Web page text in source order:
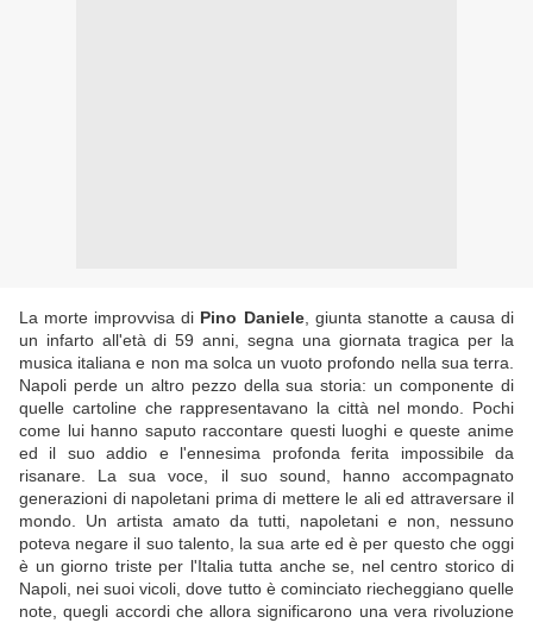
La morte improvvisa di Pino Daniele, giunta stanotte a causa di
un infarto all'età di 59 anni, segna una giornata tragica per la
musica italiana e non ma solca un vuoto profondo nella sua terra.
Napoli perde un altro pezzo della sua storia: un componente di
quelle cartoline che rappresentavano la città nel mondo. Pochi
come lui hanno saputo raccontare questi luoghi e queste anime
ed il suo addio e l'ennesima profonda ferita impossibile da
risanare. La sua voce, il suo sound, hanno accompagnato
generazioni di napoletani prima di mettere le ali ed attraversare il
mondo. Un artista amato da tutti, napoletani e non, nessuno
poteva negare il suo talento, la sua arte ed è per questo che oggi
è un giorno triste per l'Italia tutta anche se, nel centro storico di
Napoli, nei suoi vicoli, dove tutto è cominciato riecheggiano quelle
note, quegli accordi che allora significarono una vera rivoluzione